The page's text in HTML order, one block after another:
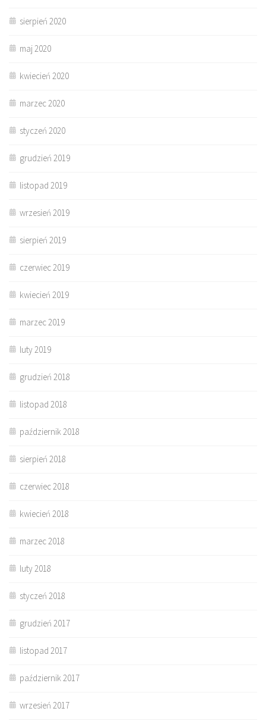
sierpień 2020
maj 2020
kwiecień 2020
marzec 2020
styczeń 2020
grudzień 2019
listopad 2019
wrzesień 2019
sierpień 2019
czerwiec 2019
kwiecień 2019
marzec 2019
luty 2019
grudzień 2018
listopad 2018
październik 2018
sierpień 2018
czerwiec 2018
kwiecień 2018
marzec 2018
luty 2018
styczeń 2018
grudzień 2017
listopad 2017
październik 2017
wrzesień 2017